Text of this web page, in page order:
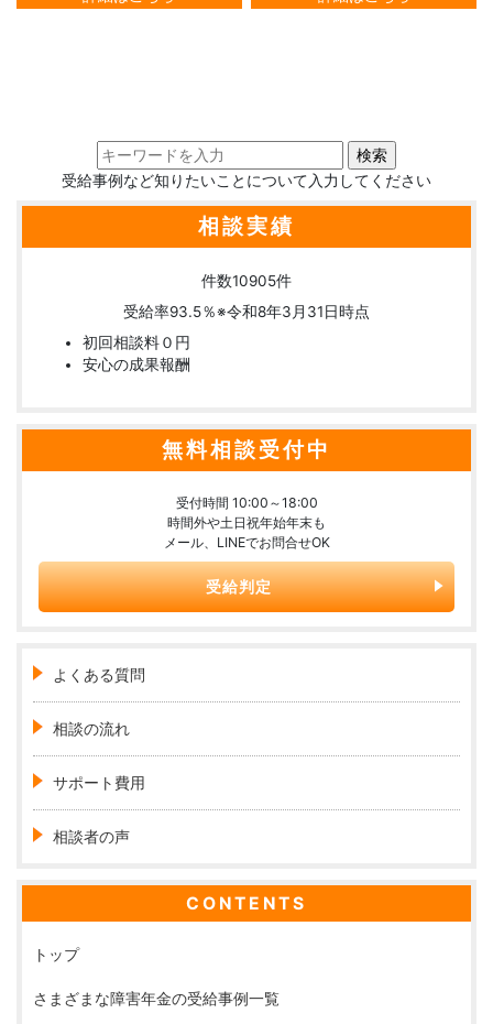
受給事例など知りたいことについて入力してください
相談実績
件数10905件
受給率93.5％※令和8年3月31日時点
初回相談料０円
安心の成果報酬
無料相談受付中
受付時間 10:00～18:00
時間外や土日祝年始年末も
メール、LINEでお問合せOK
受給判定
よくある質問
相談の流れ
サポート費用
相談者の声
CONTENTS
トップ
さまざまな障害年金の受給事例一覧